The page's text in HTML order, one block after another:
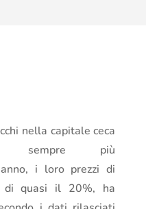
nella capitale ceca
sempre più
i loro prezzi di
di quasi il 20%, ha